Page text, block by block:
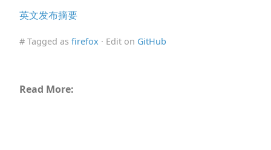
英文发布摘要
# Tagged as firefox · Edit on GitHub
Read More: